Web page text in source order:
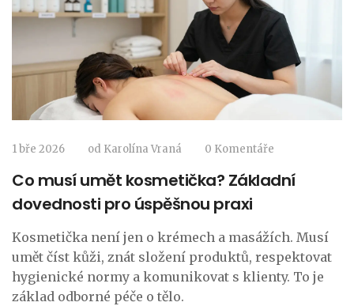
1 bře 2026 od Karolína Vraná 0 Komentáře
Co musí umět kosmetička? Základní
dovednosti pro úspěšnou praxi
Kosmetička není jen o krémech a masážích. Musí
umět číst kůži, znát složení produktů, respektovat
hygienické normy a komunikovat s klienty. To je
základ odborné péče o tělo.